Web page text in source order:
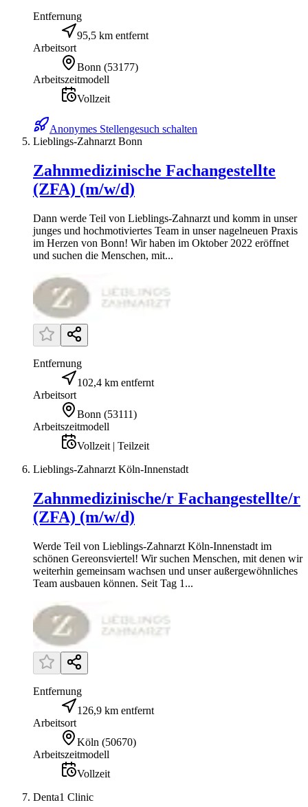
Entfernung
95,5 km entfernt
Arbeitsort
Bonn (53177)
Arbeitszeitmodell
Vollzeit
Anonymes Stellengesuch schalten
Lieblings-Zahnarzt Bonn
Zahnmedizinische Fachangestellte
(ZFA) (m/w/d)
Dann werde Teil von Lieblings-Zahnarzt und komm in unser
junges und hochmotiviertes Team in unser nagelneuen Praxis
im Herzen von Bonn! Wir haben im Oktober 2022 eröffnet
und suchen die Menschen, mit...
Entfernung
102,4 km entfernt
Arbeitsort
Bonn (53111)
Arbeitszeitmodell
Vollzeit | Teilzeit
Lieblings-Zahnarzt Köln-Innenstadt
Zahnmedizinische/r Fachangestellte/r
(ZFA) (m/w/d)
Werde Teil von Lieblings-Zahnarzt Köln-Innenstadt im
schönen Gereonsviertel! Wir suchen Menschen, mit denen wir
weiterhin gemeinsam wachsen und unser außergewöhnliches
Team ausbauen können. Seit Tag 1...
Entfernung
126,9 km entfernt
Arbeitsort
Köln (50670)
Arbeitszeitmodell
Vollzeit
Denta1 Clinic